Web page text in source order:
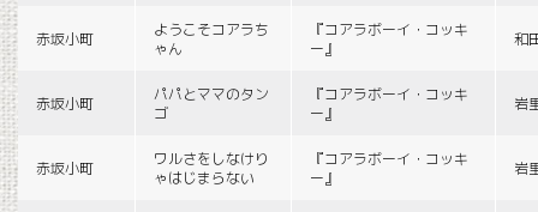
赤坂小町
ようこそコアラち
ゃん
『コアラボーイ・コッキ
ー』
和
赤坂小町
パパとママのタン
ゴ
『コアラボーイ・コッキ
ー』
岩
赤坂小町
ワルさをしなけり
ゃはじまらない
『コアラボーイ・コッキ
ー』
岩